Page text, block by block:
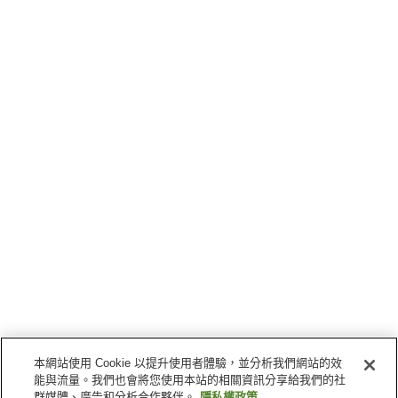
本網站使用 Cookie 以提升使用者體驗，並分析我們網站的效
能與流量。我們也會將您使用本站的相關資訊分享給我們的社